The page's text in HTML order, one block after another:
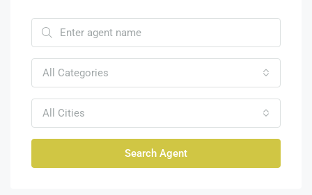
All Categories
All Cities
Search Agent